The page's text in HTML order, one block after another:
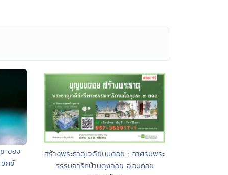
ของ
กซ์
สร้างพระธาตุเจดีย์บนดอย : อาศรมพระ
ธรรมจาริกบ้านตุงลอย อ.อมก๋อย